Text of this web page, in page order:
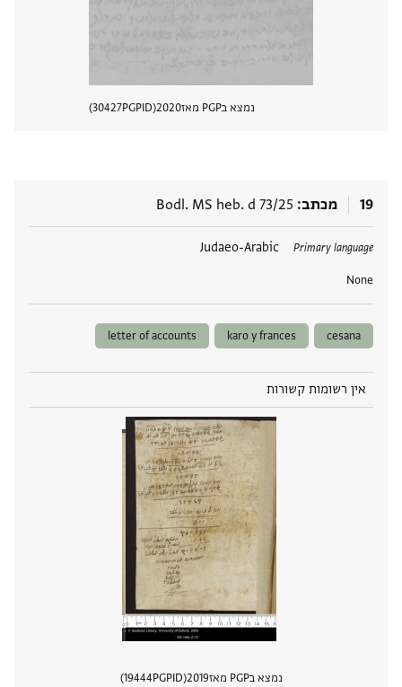
נמצא בPGP מאז 2020
PGPID
30427
19 מכתב Bodl. MS heb. d 73/25
Primary language
Judaeo-Arabic
None
תגים
cesana
karo y frances
letter of accounts
אין רשומות קשורות
נמצא בPGP מאז 2019
PGPID
19444